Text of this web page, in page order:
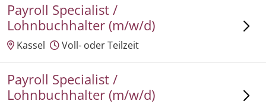
Payroll Specialist /
Lohnbuchhalter (m/w/d)
Kassel Voll- oder Teilzeit
Payroll Specialist /
Lohnbuchhalter (m/w/d)